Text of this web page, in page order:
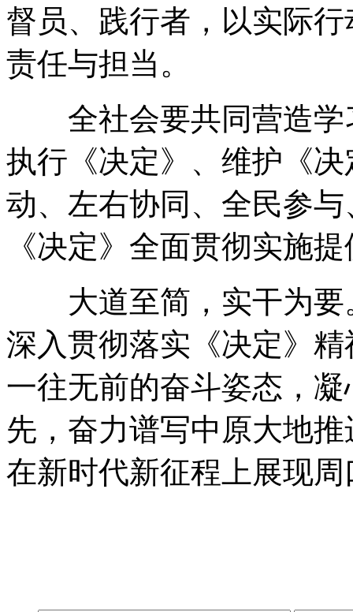
督员、践行者 ， 以实际
责任与担当 。
全社会要共同营造学
执行《决定》、维护《
动、左右协同、全民参
《决定》全面贯彻实施
大道至简 ， 实干为要
深入贯彻落实《决定》精
一往无前的奋斗姿态 ， 凝
先 ， 奋力谱写中原大地
在新时代新征程上展现